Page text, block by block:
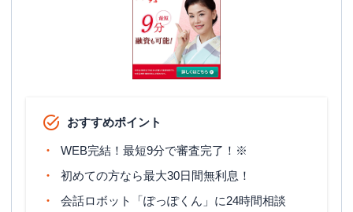
おすすめポイント
WEB完結！最短9分で審査完了！※
初めての方なら最大30日間無利息！
会話ロボット「ぽっぽくん」に24時間相談